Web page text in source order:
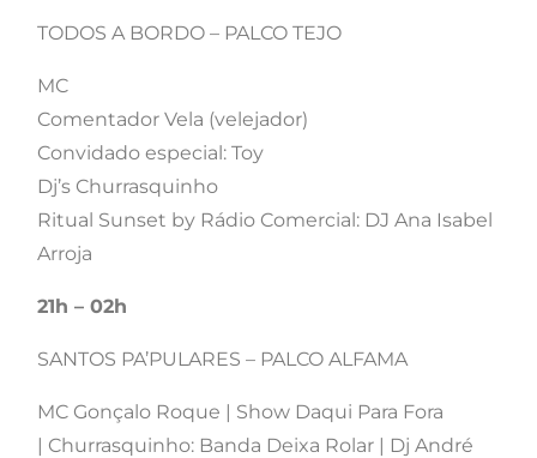
TODOS A BORDO – PALCO TEJO
MC
Comentador Vela (velejador)
Convidado especial: Toy
Dj’s Churrasquinho
Ritual Sunset by Rádio Comercial: DJ Ana Isabel
Arroja
21h – 02h
SANTOS PA’PULARES – PALCO ALFAMA
MC Gonçalo Roque | Show Daqui Para Fora
| Churrasquinho: Banda Deixa Rolar | Dj André